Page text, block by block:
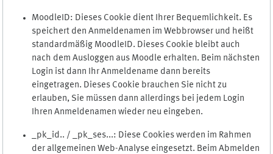
MoodleID: Dieses Cookie dient Ihrer Bequemlichkeit. Es
speichert den Anmeldenamen im Webbrowser und heißt
standardmäßig MoodleID. Dieses Cookie bleibt auch
nach dem Ausloggen aus Moodle erhalten. Beim nächsten
Login ist dann Ihr Anmeldename dann bereits
eingetragen. Dieses Cookie brauchen Sie nicht zu
erlauben, Sie müssen dann allerdings bei jedem Login
Ihren Anmeldenamen wieder neu eingeben.
_pk_id.. / _pk_ses...: Diese Cookies werden im Rahmen
der allgemeinen Web-Analyse eingesetzt. Beim Abmelden